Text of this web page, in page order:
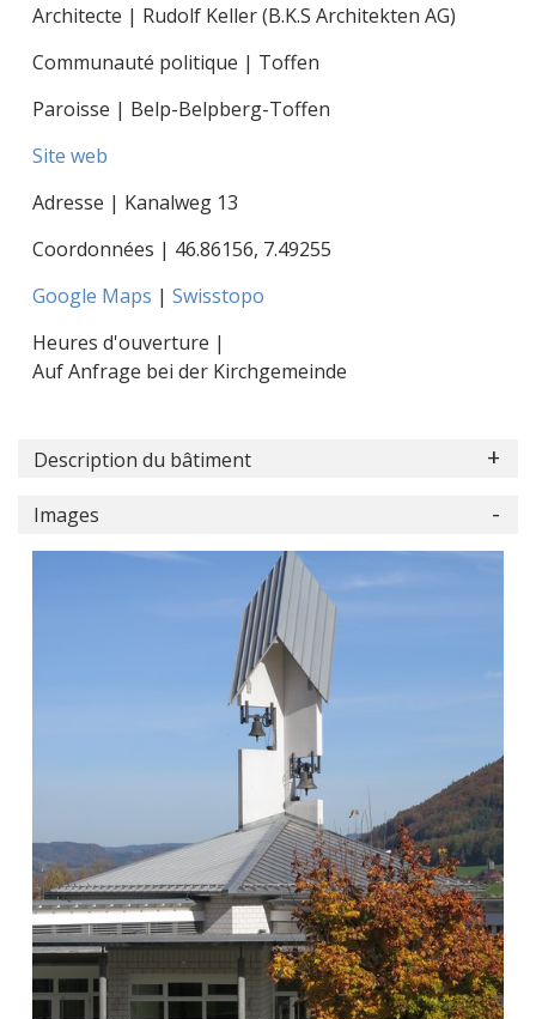
Architecte | Rudolf Keller (B.K.S Architekten AG)
Communauté politique | Toffen
Paroisse | Belp-Belpberg-Toffen
Site web
Adresse | Kanalweg 13
Coordonnées | 46.86156, 7.49255
Google Maps | Swisstopo
Heures d'ouverture |
Auf Anfrage bei der Kirchgemeinde
Description du bâtiment
Images